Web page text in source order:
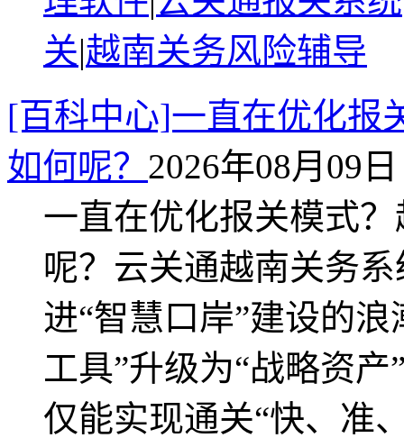
关|越南关务风险辅导
[百科中心]一直在优化报
如何呢？ 2026年08月09
一直在优化报关模式
呢？云关通越南关务
进“智慧口岸”建设的
工具”升级为“战略资
仅能实现通关“快、准